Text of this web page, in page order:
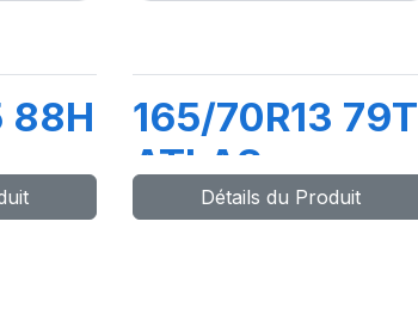
88H
165/70R13 79T
ATLAS
Détails du Produit